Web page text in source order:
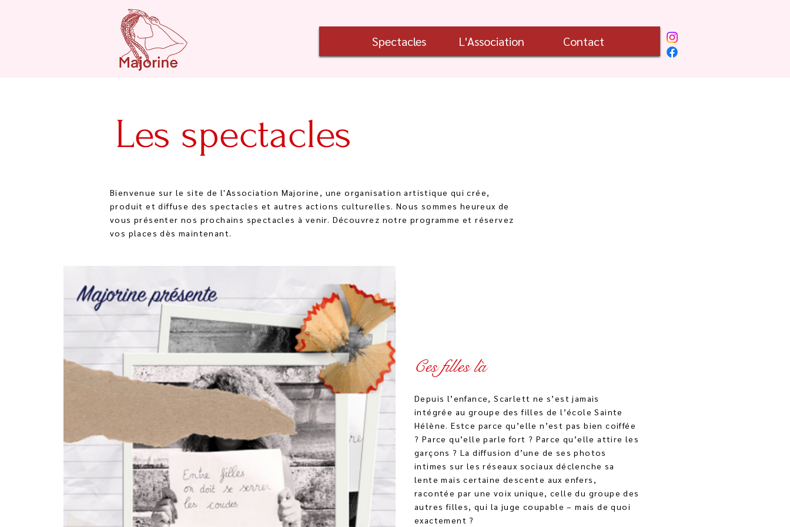
Spectacles L'Association Contact
Les spectacles
Bienvenue sur le site de l'Association Majorine, une organisation artistique qui crée,
produit et diffuse des spectacles et autres actions culturelles. Nous sommes heureux de
vous présenter nos prochains spectacles à venir. Découvrez notre programme et réservez
vos places dès maintenant.
Ces filles là
Depuis l’enfance, Scarlett ne s’est jamais
intégrée au groupe des filles de l’école Sainte
Hélène. Estce parce qu’elle n’est pas bien coiffée
? Parce qu’elle parle fort ? Parce qu’elle attire les
garçons ? La diffusion d’une de ses photos
intimes sur les réseaux sociaux déclenche sa
lente mais certaine descente aux enfers,
racontée par une voix unique, celle du groupe des
autres filles, qui la juge coupable – mais de quoi
exactement ?